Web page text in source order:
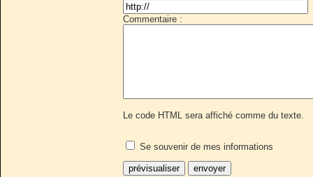
Commentaire :
Le code HTML sera affiché comme du texte.
Se souvenir de mes informations